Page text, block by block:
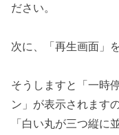
ださい。
次に、「再生画面」
そうしますと「一時
ン」が表示されます
「白い丸が三つ縦